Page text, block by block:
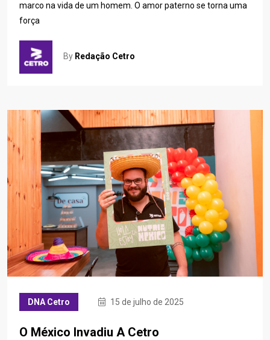
marco na vida de um homem. O amor paterno se torna uma
força
By Redação Cetro
DNA Cetro 15 de julho de 2025
O México Invadiu A Cetro